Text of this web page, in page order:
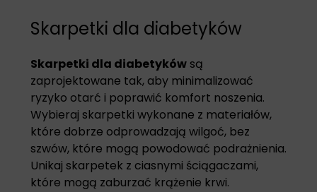
Skarpetki dla diabetyków
Skarpetki dla diabetykówsą
zaprojektowane tak, aby minimalizować
ryzyko otarć i poprawić komfort noszenia.
Wybieraj skarpetki wykonane z materiałów,
które dobrze odprowadzają wilgoć, bez
szwów, które mogą powodować podrażnienia.
Unikaj skarpetek z ciasnymi ściągaczami,
które mogą zaburzać krążenie krwi.